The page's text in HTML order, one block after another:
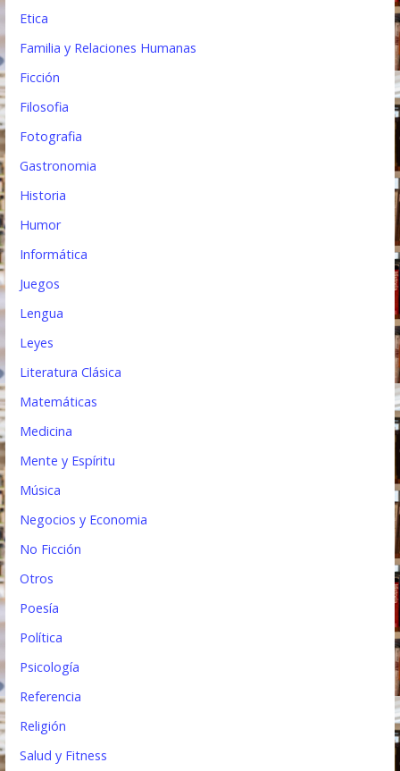
Etica
Familia y Relaciones Humanas
Ficción
Filosofia
Fotografia
Gastronomia
Historia
Humor
Informática
Juegos
Lengua
Leyes
Literatura Clásica
Matemáticas
Medicina
Mente y Espíritu
Música
Negocios y Economia
No Ficción
Otros
Poesía
Política
Psicología
Referencia
Religión
Salud y Fitness